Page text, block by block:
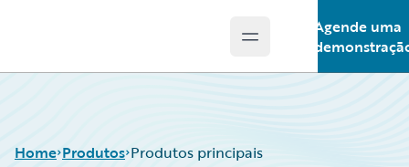
Open main menu
Agende uma
Home Produtos Produtos principais